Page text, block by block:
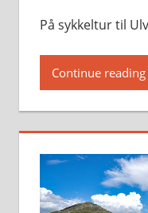
På sykkeltur til
Continue reading